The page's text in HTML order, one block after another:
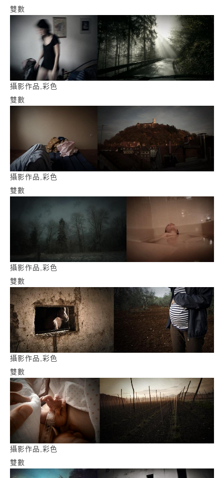
雙數
攝影作品,彩色
雙數
攝影作品,彩色
雙數
攝影作品,彩色
雙數
攝影作品,彩色
雙數
攝影作品,彩色
雙數